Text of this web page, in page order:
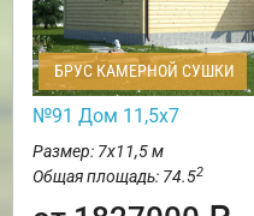
БРУС КАМЕРНОЙ СУШКИ
№91 Дом 11,5х7
Размер: 7х11,5 м
Общая площадь: 74.52